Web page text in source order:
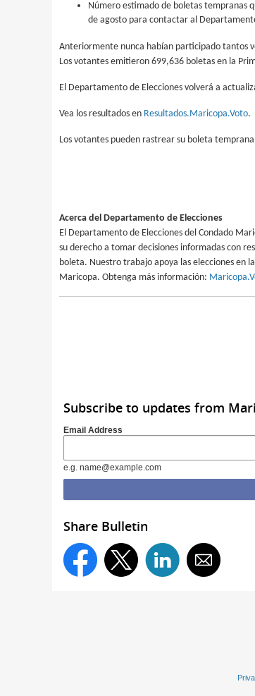
Número estimado de boletas tempranas
de agosto para contactar al
Anteriormente nunca habían participado tantos
Los votantes emitieron 699,636 boletas en la
El Departamento de Elecciones volverá a
Vea los resultados en Resultados.Maricopa.Voto.
Los votantes pueden rastrear su boleta
Acerca del Departamento de Elecciones
El Departamento de Elecciones del Condado
su derecho a tomar decisiones informadas con
boleta. Nuestro trabajo apoya las elecciones en
Maricopa. Obtenga más información:
Subscribe to updates from
Email Address
e.g. name@example.com
Share Bulletin